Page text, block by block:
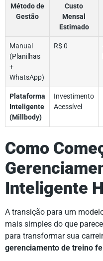
Método de
Gestão
Custo
Mensal
Estimado
Manual
(Planilhas
+
WhatsApp)
R$ 0
Plataforma
Inteligente
(Millbody)
Investimento
Acessível
Como
Inteligente
A transição para um
mais simples do que
para transformar sua
gerenciamento de treino